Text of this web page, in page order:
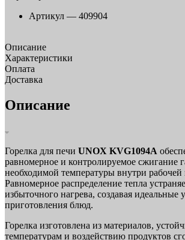
Артикул — 409904
Описание
Характеристики
Оплата
Доставка
Описание
Горелка для печи UNOX KVG1094A
равномерное и контролируемое сжигание
необходимой температуры внутри
Равномерное распределение тепла
избыточного нагрева, создавая идеальные
приготовления блюд.
Горелка изготовлена из материалов,
температурам и воздействию продуктов